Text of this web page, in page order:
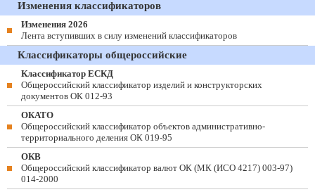
Изменения классификаторов
Изменения 2026
Лента вступивших в силу изменений классификаторов
Классификаторы общероссийские
Классификатор ЕСКД
Общероссийский классификатор изделий и конструкторских
документов ОК 012-93
ОКАТО
Общероссийский классификатор объектов административно-
территориального деления ОК 019-95
ОКВ
Общероссийский классификатор валют ОК (МК (ИСО 4217) 003-97)
014-2000